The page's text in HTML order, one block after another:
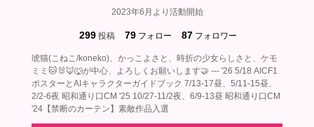
2023年6月より活動開始
299 投稿 79 フォロー 87 フォロワー
琥猫(こねこ/koneko)、かっこよさと、時折の少女らしさと、ケモ
ミミ🐱🐰🦊🐺が中心、よろしくお願いします🤝 --- '26 5/18 AICF1
ポスターとAIキャラクターガイドブック 7/13-17昼、5/11-15昼、
2/2-6夜 昭和通り口CM '25 10/27-11/2夜、6/9-13昼 昭和通り口CM
'24【禁断のカーテン】素敵作品入選